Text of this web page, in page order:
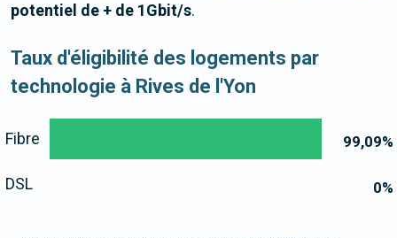
potentiel de + de 1Gbit/s.
Taux d'éligibilité des logements par
technologie à Rives de l'Yon
99,09%
0%
Fibre
DSL